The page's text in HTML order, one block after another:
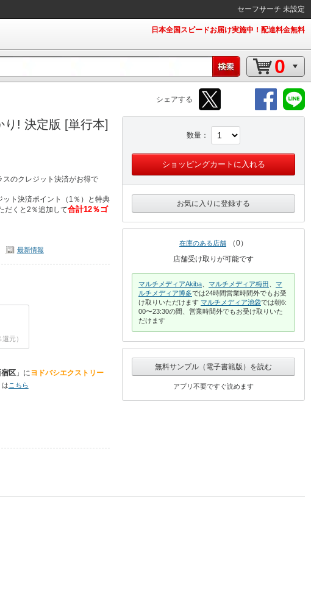
セーフサーチ 未設定
日本全国スピードお届け実施中！配達料金無料
0
シェアする
! 決定版 [単行本]
のクレジット決済がお得で
ト決済ポイント（1％）と特典
だくと2％追加して合計12％ゴ
最新情報
還元）
区」にヨドバシエクストリー
は こちら
数量
ショッピングカートに入れる
お気に入りに登録する
在庫のある店舗
0
店舗受け取りが可能です
マルチメディアAkiba マルチメディア梅田
マ
ルチメディア博多では24時間営業時間外でもお受
け取りいただけます マルチメディア池袋では朝6:
00〜23:30の間、営業時間外でもお受け取りいた
だけます
無料サンプル（電子書籍版）を読む
アプリ不要ですぐ読めます